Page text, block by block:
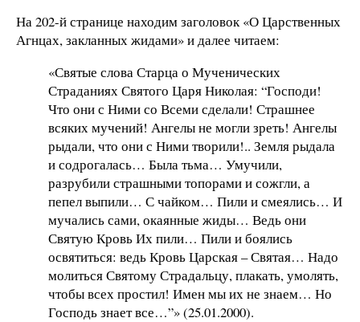
На 202-й странице находим заголовок «О Царственных
Агнцах, закланных жидами» и далее читаем:
«Святые слова Старца о Мученических
Страданиях Святого Царя Николая: “Господи!
Что они с Ними со Всеми сделали! Страшнее
всяких мучений! Ангелы не могли зреть! Ангелы
рыдали, что они с Ними творили!.. Земля рыдала
и содрогалась… Была тьма… Умучили,
разрубили страшными топорами и сожгли, а
пепел выпили… С чайком… Пили и смеялись… И
мучались сами, окаянные жиды… Ведь они
Святую Кровь Их пили… Пили и боялись
освятиться: ведь Кровь Царская – Святая… Надо
молиться Святому Страдальцу, плакать, умолять,
чтобы всех простил! Имен мы их не знаем… Но
Господь знает все…”» (25.01.2000).